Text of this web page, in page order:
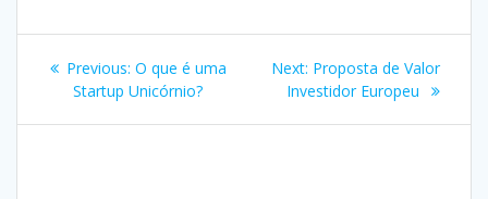
Post
navigation
Previous: Previous
post:
O que é uma
Startup Unicórnio?
Next: Next
post:
Proposta de Valor
Investidor Europeu